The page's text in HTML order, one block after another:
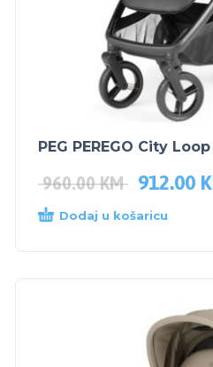
PEG PEREGO City
960.00KM 912.00
Dodaj u košaricu